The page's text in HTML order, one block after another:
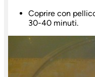
Coprire con
30-40 minuti.